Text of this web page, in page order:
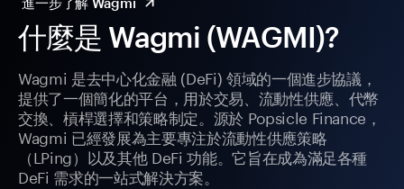
什麼是 Wagmi (WAGMI)?
Wagmi 是去中心化金融 (DeFi) 領域的一個進步協議，
提供了一個簡化的平台，用於交易、流動性供應、代幣
交換、槓桿選擇和策略制定。源於 Popsicle Finance，
Wagmi 已經發展為主要專注於流動性供應策略
（LPing）以及其他 DeFi 功能。它旨在成為滿足各種
DeFi 需求的一站式解決方案。